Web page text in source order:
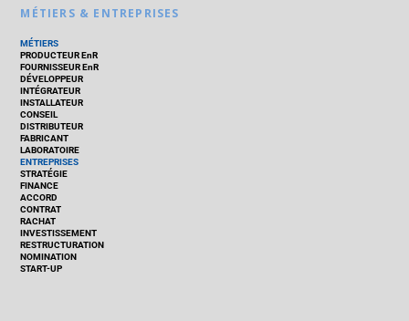
MÉTIERS & ENTREPRISES
MÉTIERS
PRODUCTEUR EnR
FOURNISSEUR EnR
DÉVELOPPEUR
INTÉGRATEUR
INSTALLATEUR
CONSEIL
DISTRIBUTEUR
FABRICANT
LABORATOIRE
ENTREPRISES
STRATÉGIE
FINANCE
ACCORD
CONTRAT
RACHAT
INVESTISSEMENT
RESTRUCTURATION
NOMINATION
START-UP